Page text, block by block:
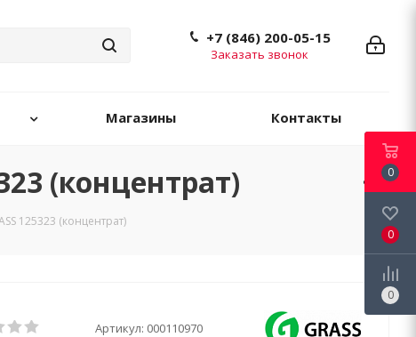
+7 (846) 200-05-15
Заказать звонок
Магазины Контакты
(концентрат)
125323 (концентрат)
Артикул: 000110970
0
0
0